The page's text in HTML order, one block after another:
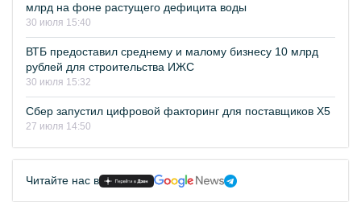
млрд на фоне растущего дефицита воды
30 июля 15:40
ВТБ предоставил среднему и малому бизнесу 10 млрд
рублей для строительства ИЖС
30 июля 15:32
Сбер запустил цифровой факторинг для поставщиков Х5
27 июля 14:50
Читайте нас в